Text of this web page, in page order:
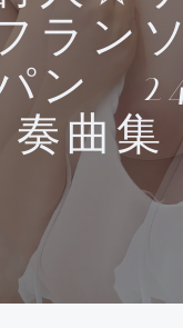
ラン
ン
奏曲集